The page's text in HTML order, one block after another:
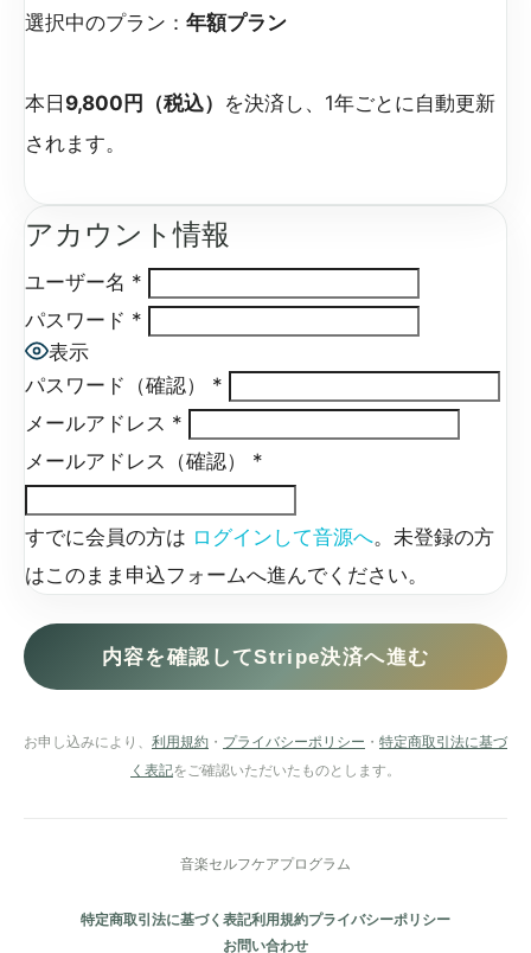
選択中のプラン： 年額プラン
本日 9,800円（税込） を決済し、1年ごとに自動更新
されます。
アカウント情報
ユーザー名 *
パスワード *
表示
パスワード（確認）
*
メールアドレス *
メールアドレス（確認）
*
すでに会員の方は ログインして音源へ。未登録の方
はこのまま申込フォームへ進んでください。
お申し込みにより、 利用規約 ・ プライバシーポリシー ・ 特定商取引法に基づ
く表記をご確認いただいたものとします。
音楽セルフケアプログラム
特定商取引法に基づく表記利用規約プライバシーポリシー
お問い合わせ